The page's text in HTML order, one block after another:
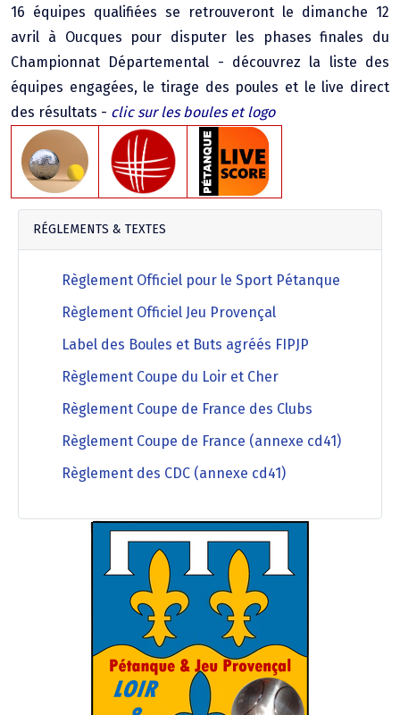
16 équipes qualifiées se retrouveront le dimanche 12
avril à Oucques pour disputer les phases finales du
Championnat Départemental - découvrez la liste des
équipes engagées, le tirage des poules et le live direct
des résultats - clic sur les boules et logo
RÉGLEMENTS & TEXTES
Règlement Officiel pour le Sport Pétanque
Règlement Officiel Jeu Provençal
Label des Boules et Buts agréés FIPJP
Règlement Coupe du Loir et Cher
Règlement Coupe de France des Clubs
Règlement Coupe de France (annexe cd41)
Règlement des CDC (annexe cd41)
Agenda Concours Vétérans
Régionaux & Championnats de France
Résultats & Classement Division 4 B
Résultats & Classement Division 5 A
Championnat Triplettes Mixtes
Championnat Triplettes Vétérans
Palmarès Comité du Loir & Cher
Championnat Individuel Féminin
Championnat Individuel Masculin